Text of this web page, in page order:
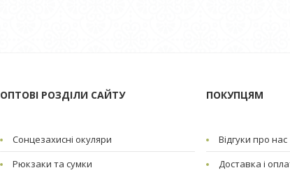
ОПТОВІ РОЗДІЛИ САЙТУ
Сонцезахисні окуляри
Рюкзаки та сумки
ПОКУПЦЯМ
Відгуки про нас
Доставка і